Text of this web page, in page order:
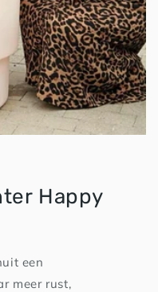
Happy
een
meer rust,